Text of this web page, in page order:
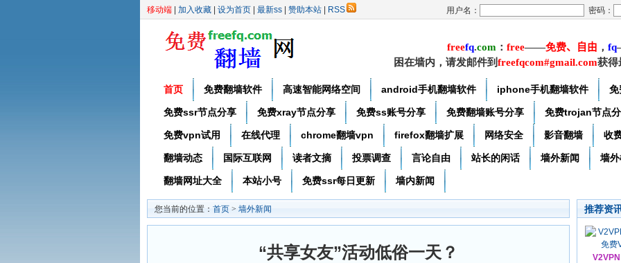
移动端 加入收藏 设为首页 最新ss 赞助本站 RSS 用户名： 密码：
freefq.com ： free——免费、自由 ， fq
困在墙内，请发邮件到freefqcom#gmail.com获得
首页 免费翻墙软件 高速智能网络空间 android手机翻墙软件 iphone手机翻墙软件 免
免费ssr节点分享 免费xray节点分享 免费ss账号分享 免费翻墙账号分享 免费trojan节点
免费vpn试用 在线代理 chrome翻墙vpn firefox翻墙扩展 网络安全 影音翻墙 收
翻墙动态 国际互联网 读者文摘 投票调查 言论自由 站长的闲话 墙外新闻 墙
翻墙网址大全 本站小号 免费ssr每日更新 墙内新闻
您当前的位置： 首页 > 墙外新闻
“共享女友”活动低俗一天？
推荐资